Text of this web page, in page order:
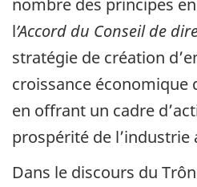
l’Accord du Conseil de
stratégie de création
croissance économique
en offrant un cadre
prospérité de l’industrie
Dans le discours du